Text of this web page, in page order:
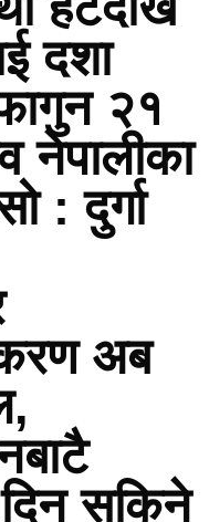
दशा
२१
नेपालीका
: दुर्गा
अब
सकिने